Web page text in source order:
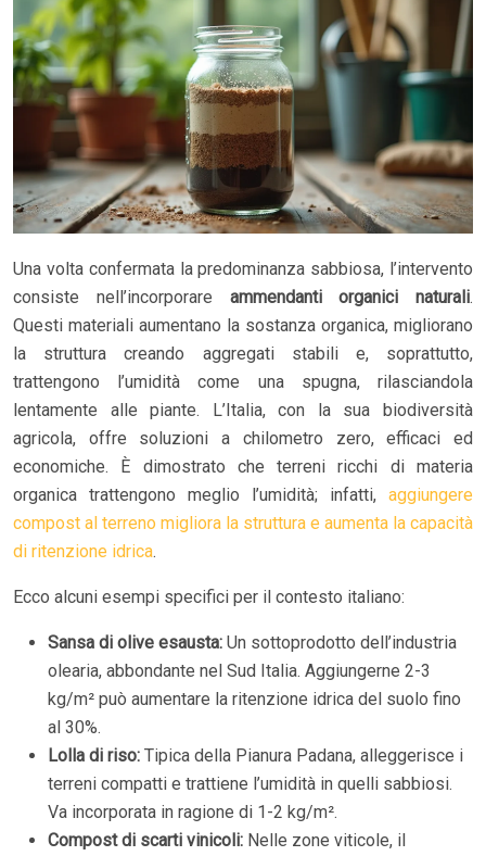
Una volta confermata la predominanza sabbiosa, l’intervento
consiste nell’incorporare ammendanti organici naturali.
Questi materiali aumentano la sostanza organica, migliorano
la struttura creando aggregati stabili e, soprattutto,
trattengono l’umidità come una spugna, rilasciandola
lentamente alle piante. L’Italia, con la sua biodiversità
agricola, offre soluzioni a chilometro zero, efficaci ed
economiche. È dimostrato che terreni ricchi di materia
organica trattengono meglio l’umidità; infatti, aggiungere
compost al terreno migliora la struttura e aumenta la capacità
di ritenzione idrica.
Ecco alcuni esempi specifici per il contesto italiano:
Sansa di olive esausta: Un sottoprodotto dell’industria
olearia, abbondante nel Sud Italia. Aggiungerne 2-3
kg/m² può aumentare la ritenzione idrica del suolo fino
al 30%.
Lolla di riso: Tipica della Pianura Padana, alleggerisce i
terreni compatti e trattiene l’umidità in quelli sabbiosi.
Va incorporata in ragione di 1-2 kg/m².
Compost di scarti vinicoli: Nelle zone viticole, il